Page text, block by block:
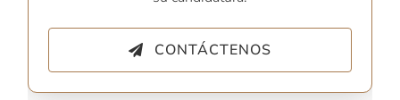
CONTÁCTENOS